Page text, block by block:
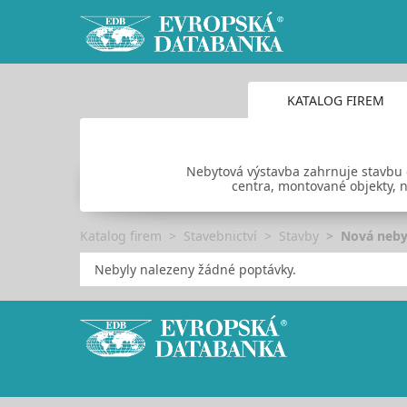
KATALOG FIREM
Nebytová výstavba zahrnuje
centra, montované objekty,
Katalog firem Stavebnictví Stavby
Nová
Nebyly nalezeny žádné poptávky.